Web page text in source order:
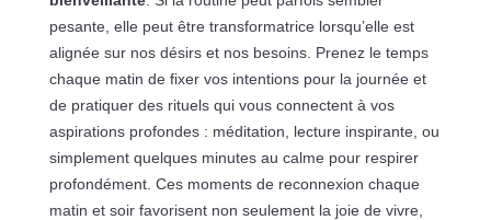
pesante, elle peut être transformatrice lorsqu’elle est
alignée sur nos désirs et nos besoins. Prenez le temps
chaque matin de fixer vos intentions pour la journée et
de pratiquer des rituels qui vous connectent à vos
aspirations profondes : méditation, lecture inspirante, ou
simplement quelques minutes au calme pour respirer
profondément. Ces moments de reconnexion chaque
matin et soir favorisent non seulement la joie de vivre,